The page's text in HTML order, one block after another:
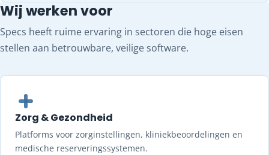
Wij werken voor
Specs heeft ruime ervaring in sectoren die hoge eisen
stellen aan betrouwbare, veilige software.
Zorg & Gezondheid
Platforms voor zorginstellingen, kliniekbeoordelingen en
medische reserveringssystemen.